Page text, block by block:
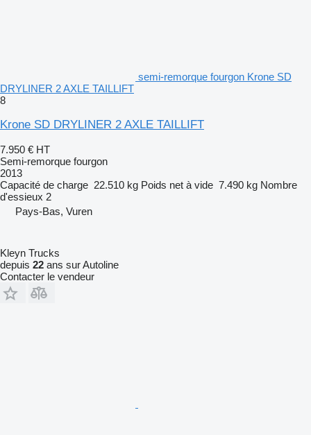
semi-remorque fourgon Krone SD
DRYLINER 2 AXLE TAILLIFT
8
Krone SD DRYLINER 2 AXLE TAILLIFT
7.950 € HT
Semi-remorque fourgon
2013
Capacité de charge 22.510 kg Poids net à vide 7.490 kg Nombre
d'essieux 2
Pays-Bas, Vuren
Kleyn Trucks
depuis 22 ans sur Autoline
Contacter le vendeur